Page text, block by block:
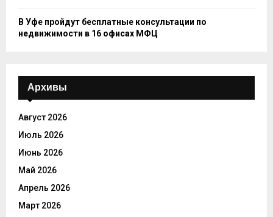
В Уфе пройдут бесплатные консультации по
недвижимости в 16 офисах МФЦ
Архивы
Август 2026
Июль 2026
Июнь 2026
Май 2026
Апрель 2026
Март 2026